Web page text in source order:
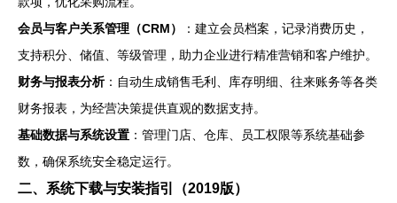
会员与客户关系管理（CRM）
：建立会员档案，记录消费历史，
支持积分、储值、等级管理，助力企业进行精准营销和客户维护。
财务与报表分析：自动生成销售毛利、库存明细、往来账务等各类
财务报表，为经营决策提供直观的数据支持。
基础数据与系统设置 ：管理门店、仓库、员工权限等系统基础参
数，确保系统安全稳定运行。
二、系统下载与安装指引（2019版）